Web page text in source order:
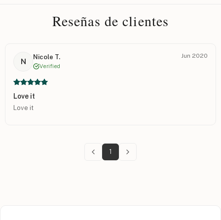
Reseñas de clientes
N
Nicole T.
Verified
Jun 2020
Love it
Love it
1